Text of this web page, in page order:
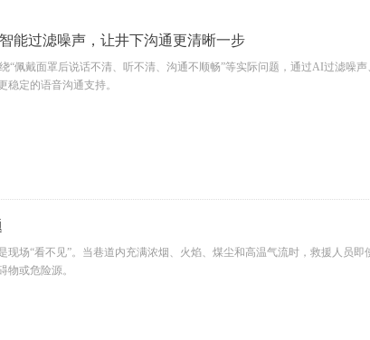
能过滤噪声，让井下沟通更清晰一步
佩戴面罩后说话不清、听不清、沟通不顺畅”等实际问题，通过AI过滤噪
定的语音沟通支持。
场“看不见”。当巷道内充满浓烟、火焰、煤尘和高温气流时，救援人员即
或危险源。